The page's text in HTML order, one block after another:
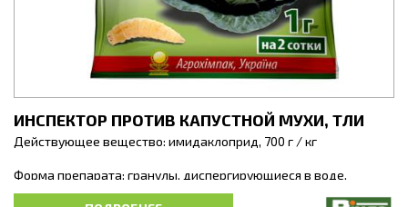
ИНСПЕКТОР ПРОТИВ КАПУСТНОЙ МУХИ, ТЛИ
Действующее вещество: имидаклоприд, 700 г / кг
Форма препарата: гранулы, диспергирующиеся в воде.